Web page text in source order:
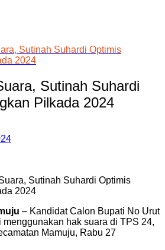
Sutinah Suhardi Optimis
2024
Sutinah Suhardi
Pilkada 2024
– Kandidat Calon Bupati No Urut
hak suara di TPS 24,
Mamuju, Rabu 27